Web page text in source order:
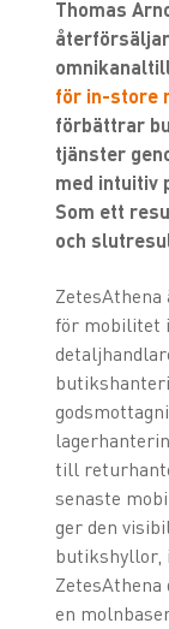
Thomas
för in-store
förbättrar
tjänster
med intuitiv
Som ett
och
ZetesAthena
för mobilitet
till
senaste
ger den
butikshyllor,
en